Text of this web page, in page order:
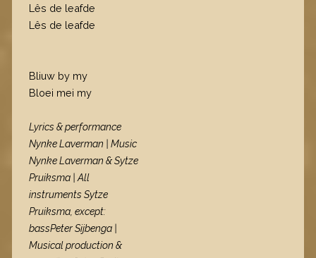
Lês de leafde
Lês de leafde
Bliuw by my
Bloei mei my
Lyrics & performance
Nynke Laverman | Music
Nynke Laverman & Sytze
Pruiksma | All
instruments Sytze
Pruiksma, except:
bassPeter Sijbenga |
Musical production &